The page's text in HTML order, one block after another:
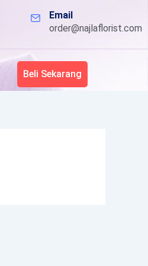
Email
order@najlaflorist.com
Beli Sekarang